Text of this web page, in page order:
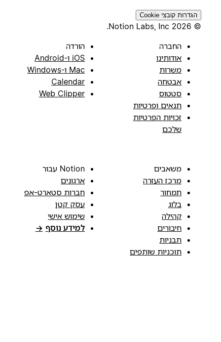
הגדרות קובצי Cookie
החברה
אודותינו
משרות
אבטחה
סטטוס
תנאים ופרטיות
זכויות הפרטיות
שלכם
הורדה
iOS ו-Android
Mac ו-Windows
Calendar
Web Clipper
משאבים
מרכז העזרה
תמחור
בלוג
קהילה
חיבורים
תבניות
תוכניות שותפים
Notion עבור
ארגונים
חברות סטארט-אפ
עסק קטן
שימוש אישי
למידע נוסף →